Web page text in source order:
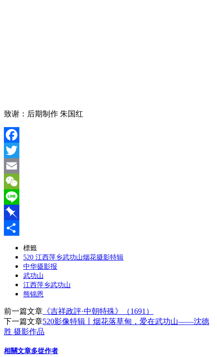
致谢：后期制作 朱国红
Facebook
Twitter
Email
WeChat
Line
Pinboard
標籤
520 江西萍乡武功山烟花摄影特辑
中华摄影报
武功山
江西萍乡武功山
熊锦恩
前一篇文章 《吉祥政評·中朝特殊》（1691）
下一篇文章520影像特辑丨烟花落草甸，爱在武功山——沈德
胜 摄影作品
相關文章多從作者